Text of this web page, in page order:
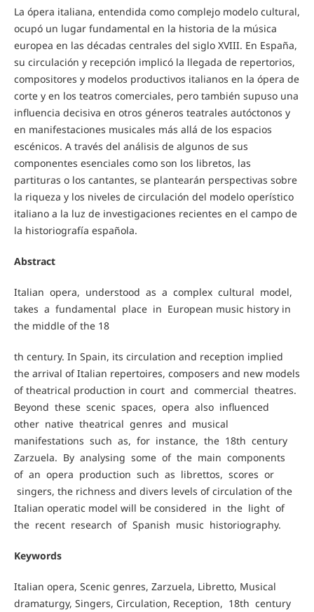
La ópera italiana, entendida como complejo modelo cultural,
ocupó un lugar fundamental en la historia de la música
europea en las décadas centrales del siglo XVIII. En España,
su circulación y recepción implicó la llegada de repertorios,
compositores y modelos productivos italianos en la ópera de
corte y en los teatros comerciales, pero también supuso una
influencia decisiva en otros géneros teatrales autóctonos y
en manifestaciones musicales más allá de los espacios
escénicos. A través del análisis de algunos de sus
componentes esenciales como son los libretos, las
partituras o los cantantes, se plantearán perspectivas sobre
la riqueza y los niveles de circulación del modelo operístico
italiano a la luz de investigaciones recientes en el campo de
la historiografía española.
Abstract
Italian opera, understood as a complex cultural model,
takes a fundamental place in European music history in
the middle of the 18
th century. In Spain, its circulation and reception implied
the arrival of Italian repertoires, composers and new models
of theatrical production in court and commercial theatres.
Beyond these scenic spaces, opera also influenced
other native theatrical genres and musical
manifestations such as, for instance, the 18th century
Zarzuela. By analysing some of the main components
of an opera production such as librettos, scores or
singers, the richness and divers levels of circulation of the
Italian operatic model will be considered in the light of
the recent research of Spanish music historiography.
Keywords
Italian opera, Scenic genres, Zarzuela, Libretto, Musical
dramaturgy, Singers, Circulation, Reception, 18th century